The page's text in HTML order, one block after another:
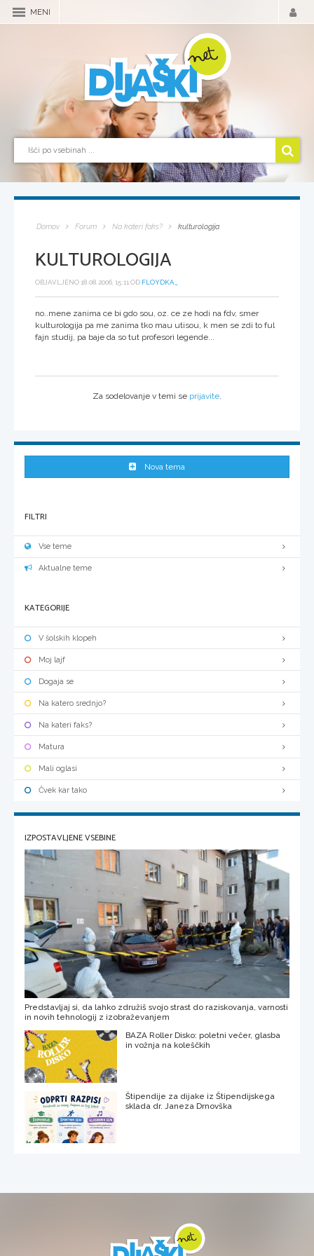
MENI
Domov Forum Na kateri faks? kulturologija
KULTUROLOGIJA
OBJAVLJENO 18.08.2006, 15:11 OD FLOYDKA_
no..mene zanima ce bi gdo sou, oz. ce ze hodi na fdv, smer
kulturologija pa me zanima tko mau utisou, k men se zdi to ful
fajn studij, pa baje da so tut profesori legende...
Za sodelovanje v temi se prijavite
Nova tema
FILTRI
Vse teme
Aktualne teme
KATEGORIJE
V šolskih klopeh
Moj lajf
Dogaja se
Na katero srednjo?
Na kateri faks?
Matura
Mali oglasi
Čvek kar tako
IZPOSTAVLJENE VSEBINE
Predstavljaj si, da lahko združiš svojo strast do raziskovanja, varnosti
in novih tehnologij z izobraževanjem
BAZA Roller Disko: poletni večer, glasba
in vožnja na koleščkih
Štipendije za dijake iz Štipendijskega
sklada dr. Janeza Drnovška